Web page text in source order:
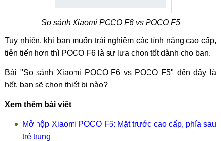
So sánh Xiaomi POCO F6 vs POCO F5
Tuy nhiên, khi bạn muốn trải nghiệm các tính năng cao cấp,
tiên tiến hơn thì POCO F6 là sự lựa chọn tốt dành cho bạn.
Bài "So sánh Xiaomi POCO F6 vs POCO F5" đến đây là
hết, bạn sẽ chọn thiết bị nào?
Xem thêm bài viết
Mở hộp Xiaomi POCO F6: Mặt trước cao cấp, phía sau
trẻ trung